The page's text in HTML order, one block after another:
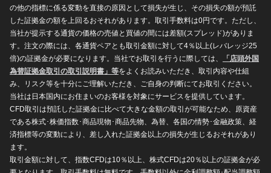
の他の指標に係る変動を直接の原因として損失が生じ、その損失の額が預託
した証拠金の額を上回るおそれがあります。取引手数料は0円です。ただし、
当社が提示する通貨の価格の売値と買値の間には差額(スプレッド)がありま
す。注文の際には、各通貨ペアとも取引金額に対して4％以上(レバレッジ25
倍)の証拠金が必要になります。当社でお取引を行うに際しては、
「店頭外国
為替証拠金取引の取引説明書」等をよくお読みいただき、取引内容や仕組
み、リスク等を十分にご理解いただき、ご自身の判断にてお取引ください。
当社は日本国内にお住まいのお客様を対象にサービスを提供しています。
CFD取引は預託した証拠金に比べて大きな金額の取引が可能なため、原資産
である株式･株価指数･商品現物･商品先物、為替、各国の情勢･金融政策、経
済指標等の変動により、差し入れた証拠金以上の損失が生じるおそれがあり
ます。
取引金額に対して、指数CFDは10％以上、株式CFDは20％以上の証拠金が必